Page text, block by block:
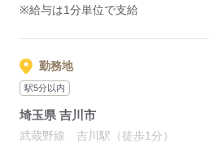
なんてきっかけで応募してくれ
と、好評です。
※給与は1分単位で支給
勤務地
駅5分以内
埼玉県 吉川市
武蔵野線 吉川駅（徒歩1分）